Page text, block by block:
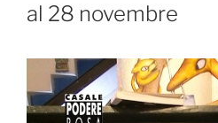
al 28 novembre